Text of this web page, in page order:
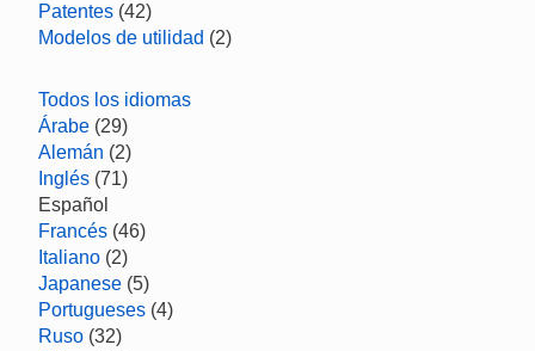
Patentes (42)
Modelos de utilidad (2)
Todos los idiomas
Árabe (29)
Alemán (2)
Inglés (71)
Español
Francés (46)
Italiano (2)
Japanese (5)
Portugueses (4)
Ruso (32)